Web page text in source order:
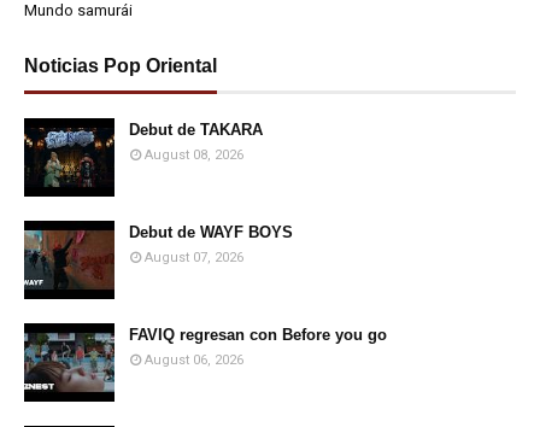
Mundo samurái
Noticias Pop Oriental
Debut de TAKARA
August 08, 2026
Debut de WAYF BOYS
August 07, 2026
FAVIQ regresan con Before you go
August 06, 2026